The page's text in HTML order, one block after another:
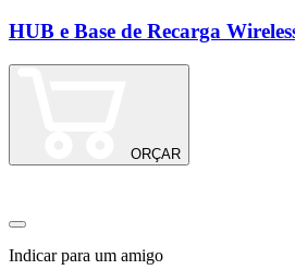
HUB e Base de Recarga
ORÇAR
Indicar para um amigo